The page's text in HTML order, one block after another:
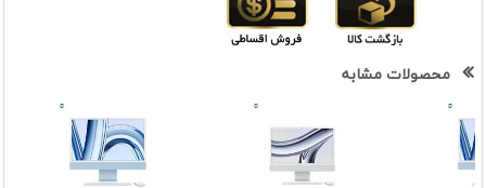
محصولات مشابه